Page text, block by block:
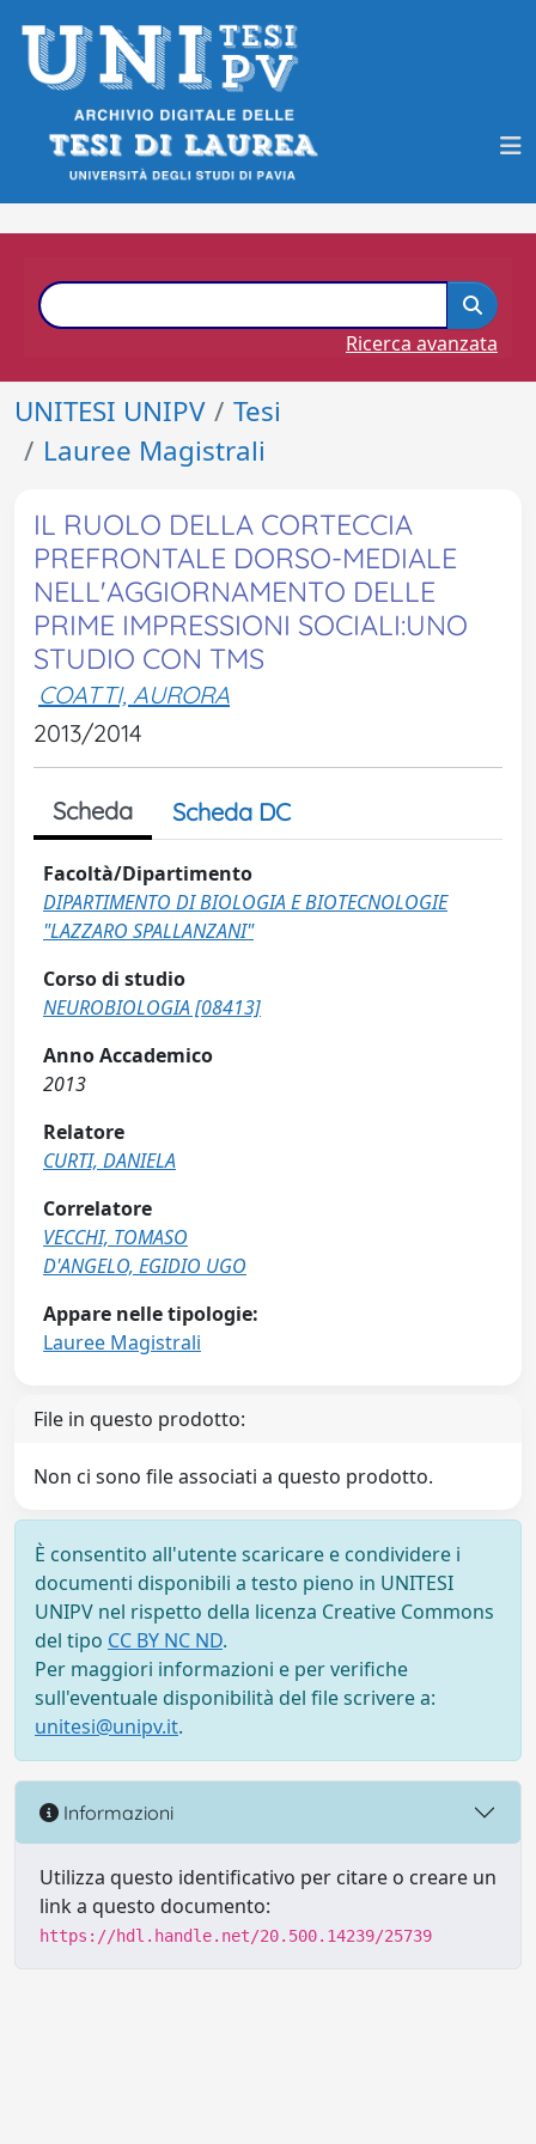
Ricerca avanzata
UNITESI UNIPV
Tesi
Lauree Magistrali
IL RUOLO DELLA CORTECCIA
PREFRONTALE DORSO-MEDIALE
NELL'AGGIORNAMENTO DELLE
PRIME IMPRESSIONI SOCIALI:UNO
STUDIO CON TMS
COATTI, AURORA
2013/2014
Scheda Scheda DC
Facoltà/Dipartimento
DIPARTIMENTO DI BIOLOGIA E BIOTECNOLOGIE
"LAZZARO SPALLANZANI"
Corso di studio
NEUROBIOLOGIA [08413]
Anno Accademico
2013
Relatore
CURTI, DANIELA
Correlatore
VECCHI, TOMASO
D'ANGELO, EGIDIO UGO
Appare nelle tipologie:
Lauree Magistrali
File in questo prodotto:
Non ci sono file associati a questo prodotto.
È consentito all'utente scaricare e condividere i
documenti disponibili a testo pieno in UNITESI
UNIPV nel rispetto della licenza Creative Commons
del tipo CC BY NC ND.
Per maggiori informazioni e per verifiche
sull'eventuale disponibilità del file scrivere a:
unitesi@unipv.it.
Informazioni
Utilizza questo identificativo per citare o creare un
link a questo documento:
https://hdl.handle.net/20.500.14239/25739